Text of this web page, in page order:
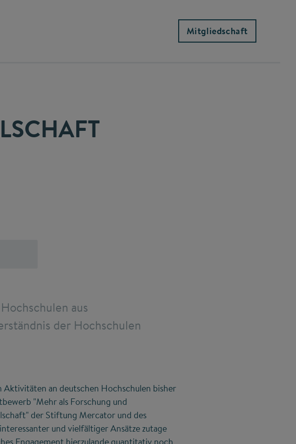
Mitgliedschaft
aus
der Hochschulen
Aktivitäten an deutschen Hochschulen bisher
"Mehr als Forschung und
der Stiftung Mercator und des
und vielfältiger Ansätze zutage